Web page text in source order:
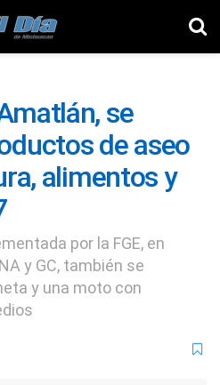
se
de aseo
alimentos y
por la FGE, en
y GC, también se
y una moto con